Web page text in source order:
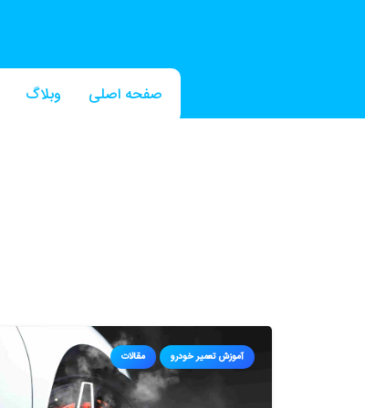
صفحه اصلی وبلاگ
آموزش تعمیر خودرو مقالات